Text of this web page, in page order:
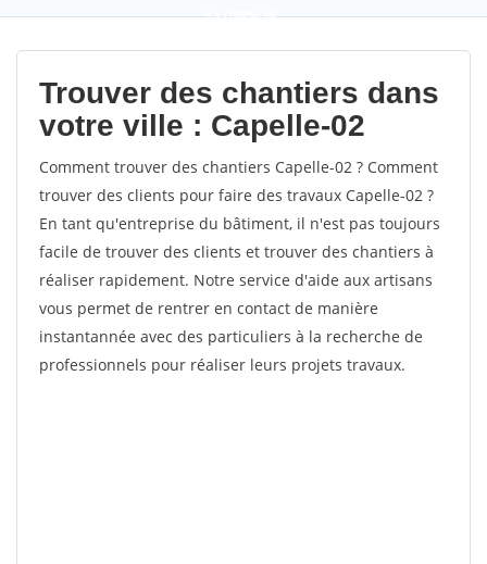
9,5(100%)40
votes
Trouver des chantiers dans
votre ville : Capelle-02
Comment trouver des chantiers Capelle-02 ? Comment
trouver des clients pour faire des travaux Capelle-02 ?
En tant qu'entreprise du bâtiment, il n'est pas toujours
facile de trouver des clients et trouver des chantiers à
réaliser rapidement. Notre service d'aide aux artisans
vous permet de rentrer en contact de manière
instantannée avec des particuliers à la recherche de
professionnels pour réaliser leurs projets travaux.